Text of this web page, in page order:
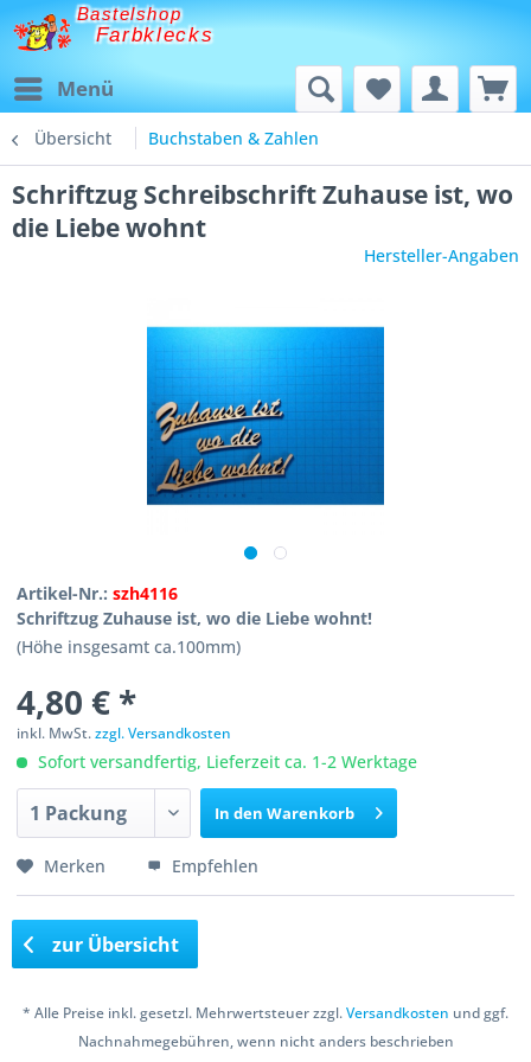
Bastelshop
Farbklecks
Menü
Übersicht Buchstaben & Zahlen
Schriftzug Schreibschrift Zuhause ist, wo
die Liebe wohnt
Hersteller-Angaben
Artikel-Nr.:szh4116
Schriftzug Zuhause ist, wo die Liebe wohnt!
(Höhe insgesamt ca.100mm)
4,80 € *
inkl. MwSt.zzgl. Versandkosten
Sofort versandfertig, Lieferzeit ca. 1-2 Werktage
In den Warenkorb
Merken Empfehlen
zur Übersicht
* Alle Preise inkl. gesetzl. Mehrwertsteuer zzgl.Versandkosten und ggf.
Nachnahmegebühren, wenn nicht anders beschrieben